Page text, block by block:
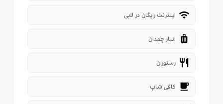
wifi اینترنت رایگان در لابی
luggage انبار چمدان
restaurant رستوران
local_cafe کافی شاپ